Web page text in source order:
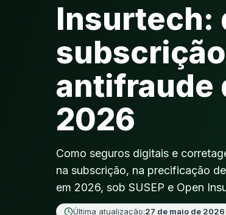
Insurtech:
antifraude
2026
Como seguros digitais e
na subscrição, na precificação
em 2026, sob SUSEP e Open
Última atualização:27 de maio de 2026